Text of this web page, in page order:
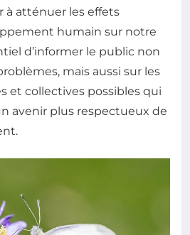
atténuer les effets
humain sur notre
d’informer le public non
mais aussi sur les
et collectives possibles qui
avenir plus respectueux de